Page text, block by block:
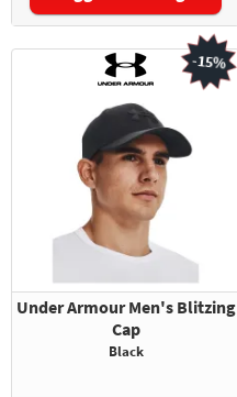
Under Armour Men's Blitzing
Cap
Black
-15%